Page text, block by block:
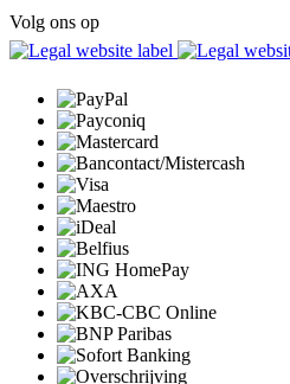
Volg ons op